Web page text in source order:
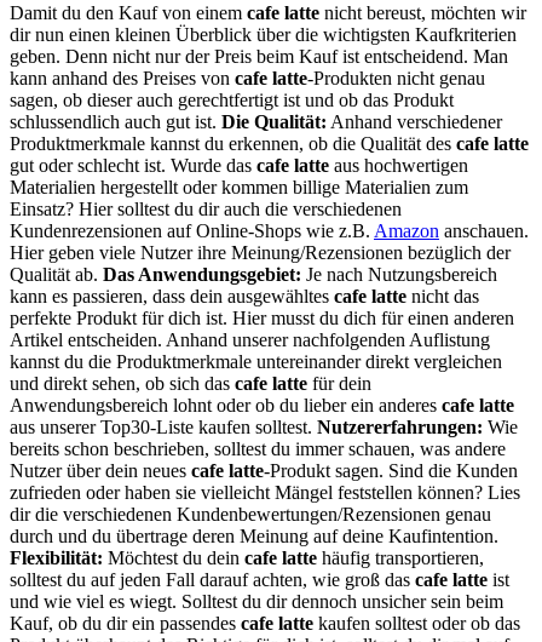
Damit du den Kauf von einem cafe latte nicht bereust, möchten wir
dir nun einen kleinen Überblick über die wichtigsten Kaufkriterien
geben. Denn nicht nur der Preis beim Kauf ist entscheidend. Man
kann anhand des Preises von cafe latte-Produkten nicht genau
sagen, ob dieser auch gerechtfertigt ist und ob das Produkt
schlussendlich auch gut ist. Die Qualität: Anhand verschiedener
Produktmerkmale kannst du erkennen, ob die Qualität des cafe latte
gut oder schlecht ist. Wurde das cafe latte aus hochwertigen
Materialien hergestellt oder kommen billige Materialien zum
Einsatz? Hier solltest du dir auch die verschiedenen
Kundenrezensionen auf Online-Shops wie z.B. Amazon anschauen.
Hier geben viele Nutzer ihre Meinung/Rezensionen bezüglich der
Qualität ab. Das Anwendungsgebiet: Je nach Nutzungsbereich
kann es passieren, dass dein ausgewähltes cafe latte nicht das
perfekte Produkt für dich ist. Hier musst du dich für einen anderen
Artikel entscheiden. Anhand unserer nachfolgenden Auflistung
kannst du die Produktmerkmale untereinander direkt vergleichen
und direkt sehen, ob sich das cafe latte für dein
Anwendungsbereich lohnt oder ob du lieber ein anderes cafe latte
aus unserer Top30-Liste kaufen solltest. Nutzererfahrungen: Wie
bereits schon beschrieben, solltest du immer schauen, was andere
Nutzer über dein neues cafe latte-Produkt sagen. Sind die Kunden
zufrieden oder haben sie vielleicht Mängel feststellen können? Lies
dir die verschiedenen Kundenbewertungen/Rezensionen genau
durch und du übertrage deren Meinung auf deine Kaufintention.
Flexibilität: Möchtest du dein cafe latte häufig transportieren,
solltest du auf jeden Fall darauf achten, wie groß das cafe latte ist
und wie viel es wiegt. Solltest du dir dennoch unsicher sein beim
Kauf, ob du dir ein passendes cafe latte kaufen solltest oder ob das